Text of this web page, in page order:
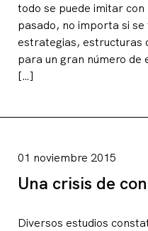
todo se puede imitar
pasado, no importa si
estrategias, estructuras
para un gran número de
[…]
01 noviembre 2015
Una crisis de
Diversos estudios